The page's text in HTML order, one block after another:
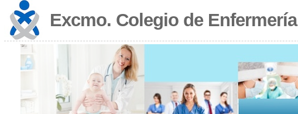
Excmo. Colegio de